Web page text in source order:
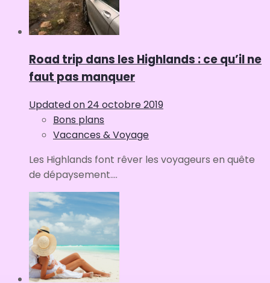
Road trip dans les Highlands : ce qu’il ne
faut pas manquer
Updated on24 octobre 2019
Bons plans
Vacances & Voyage
Les Highlands font rêver les voyageurs en quête
de dépaysement....